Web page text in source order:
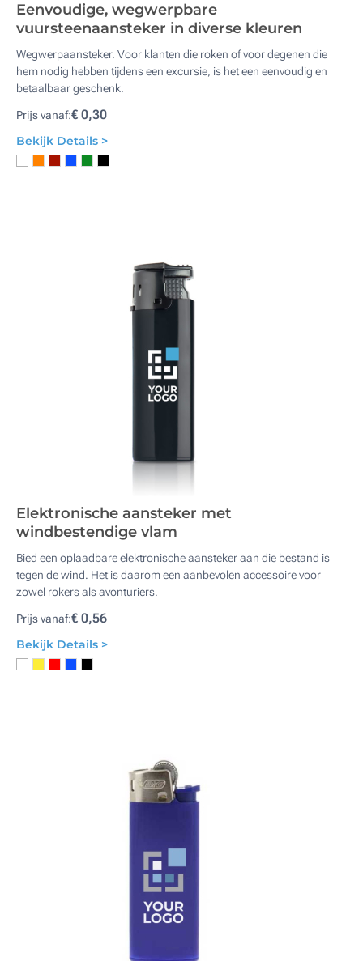
Eenvoudige, wegwerpbare
vuursteenaansteker in diverse kleuren
Wegwerpaansteker. Voor klanten die roken of voor degenen die
hem nodig hebben tijdens een excursie, is het een eenvoudig en
betaalbaar geschenk.
Prijs vanaf:€ 0,30
Bekijk Details >
Elektronische aansteker met
windbestendige vlam
Bied een oplaadbare elektronische aansteker aan die bestand is
tegen de wind. Het is daarom een aanbevolen accessoire voor
zowel rokers als avonturiers.
Prijs vanaf:€ 0,56
Bekijk Details >